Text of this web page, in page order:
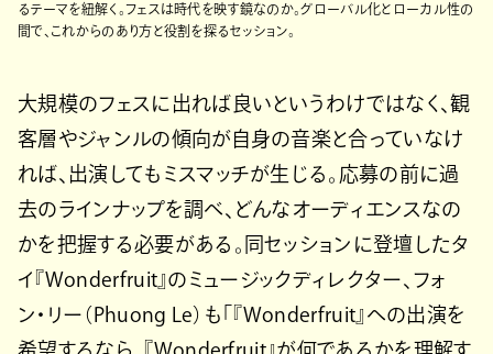
るテーマを紐解く。フェスは時代を映す鏡なのか。グローバル化とローカル性の
間で、これからのあり方と役割を探るセッション。
大規模のフェスに出れば良いというわけではなく、観
客層やジャンルの傾向が自身の音楽と合っていなけ
れば、出演してもミスマッチが生じる。応募の前に過
去のラインナップを調べ、どんなオーディエンスなの
かを把握する必要がある。同セッションに登壇したタ
イ『Wonderfruit』のミュージックディレクター、フォ
ン・リー（Phuong Le）も「『Wonderfruit』への出演を
希望するなら、『Wonderfruit』が何であるかを理解す